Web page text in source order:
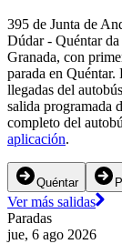
395 de Junta de
Dúdar - Quéntar da
Granada, con
parada en Quéntar.
llegadas del
salida programada
completo del
aplicación.
Quéntar
Ver más salidas
Paradas
jue, 6 ago 2026